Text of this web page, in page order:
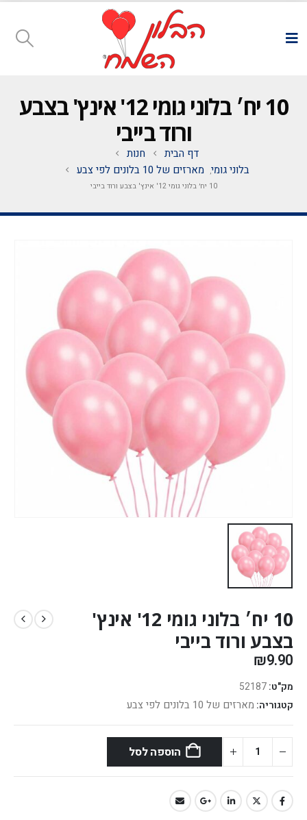
10 יח׳ בלוני גומי 12' אינץ' בצבע
ורוד בייבי
דף הבית
חנות
בלוני גומי, מארזים של 10 בלונים לפי צבע
10 יח׳ בלוני גומי 12' אינץ' בצבע ורוד בייבי
10 יח׳ בלוני גומי 12' אינץ'
בצבע ורוד בייבי
₪9.90
מק"ט: 52187
קטגוריה: מארזים של 10 בלונים לפי צבע
הוספה לסל